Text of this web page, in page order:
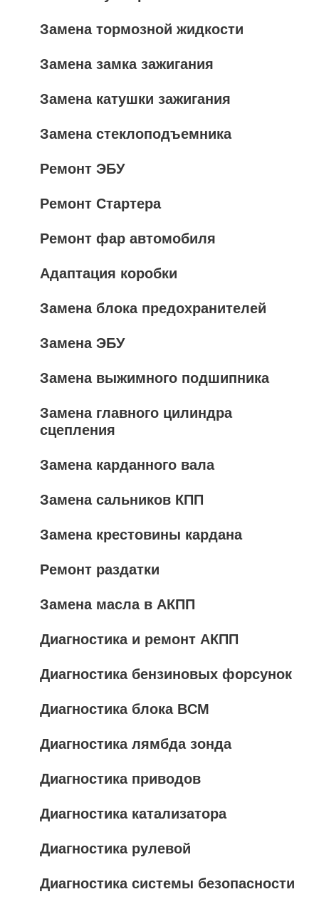
Замена тормозной жидкости
Замена замка зажигания
Замена катушки зажигания
Замена стеклоподъемника
Ремонт ЭБУ
Ремонт Стартера
Ремонт фар автомобиля
Адаптация коробки
Замена блока предохранителей
Замена ЭБУ
Замена выжимного подшипника
Замена главного цилиндра
сцепления
Замена карданного вала
Замена сальников КПП
Замена крестовины кардана
Ремонт раздатки
Замена масла в АКПП
Диагностика и ремонт АКПП
Диагностика бензиновых форсунок
Диагностика блока BCM
Диагностика лямбда зонда
Диагностика приводов
Диагностика катализатора
Диагностика рулевой
Диагностика системы безопасности